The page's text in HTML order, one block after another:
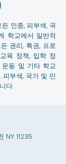
인종, 피부색, 국
학교에서 일반적
권리, 특권, 프로
육 정책, 입학 정
동 및 기타 학교
부색, 국가 및 민
다.
NY 11235